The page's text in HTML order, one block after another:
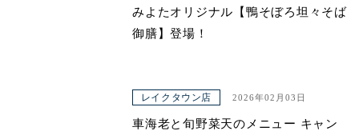
みよたオリジナル【鴨そぼろ坦々そば
御膳】登場！
レイクタウン店 2026年02月03日
車海老と旬野菜天のメニュー キャン